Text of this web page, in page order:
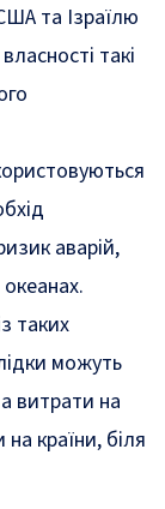
та Ізраїлю
такі
аварій,
таких
можуть
витрати на
країни, біля